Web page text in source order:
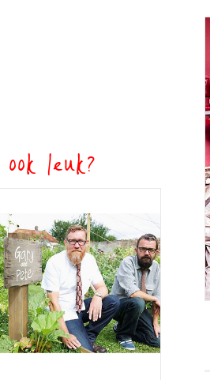
leuk?